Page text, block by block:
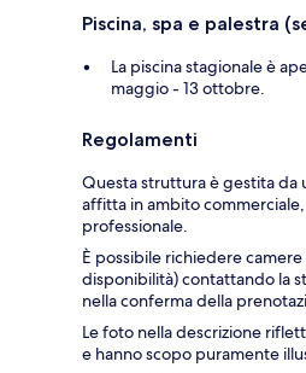
Piscina, spa e palestra
La piscina stagionale è
maggio - 13 ottobre.
Regolamenti
Questa struttura è gestita da
affitta in ambito
professionale.
È possibile richiedere
disponibilità) contattando la
nella conferma della
Le foto nella descrizione
e hanno scopo puramente